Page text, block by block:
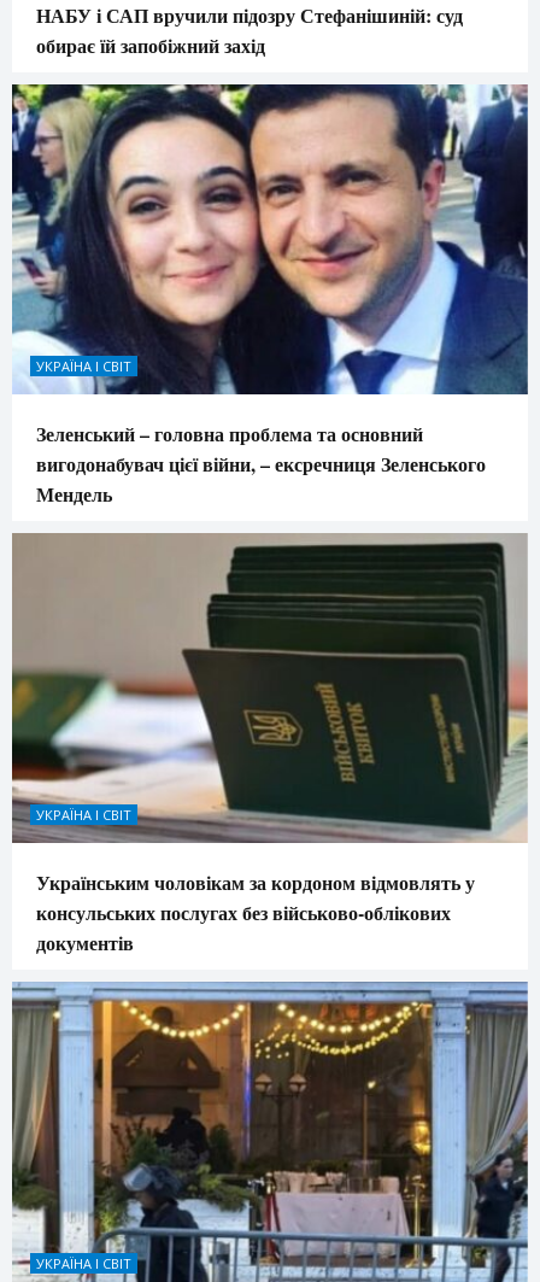
НАБУ і САП вручили підозру Стефанішиній: суд
обирає їй запобіжний захід
УКРАЇНА І СВІТ
Зеленський – головна проблема та основний
вигодонабувач цієї війни, – ексречниця Зеленського
Мендель
УКРАЇНА І СВІТ
Українським чоловікам за кордоном відмовлять у
консульських послугах без військово-облікових
документів
УКРАЇНА І СВІТ